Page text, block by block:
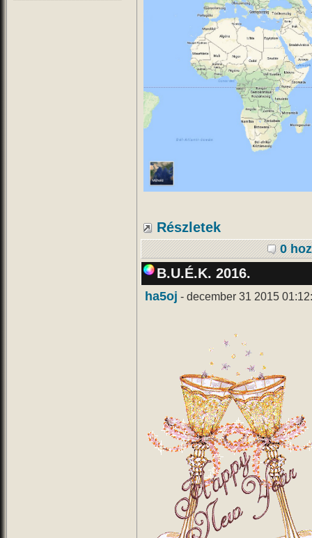
Részletek
0
B.U.É.K. 2016.
ha5oj - december 31 2015